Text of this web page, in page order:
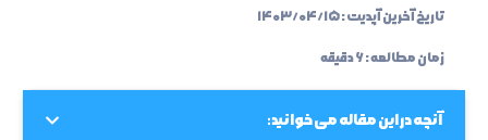
تاریخ آخرین آپدیت :۱۴۰۳/۰۴/۱۵
زمان مطالعه : ۶ دقیقه
آنچه در این مقاله می خوانید: